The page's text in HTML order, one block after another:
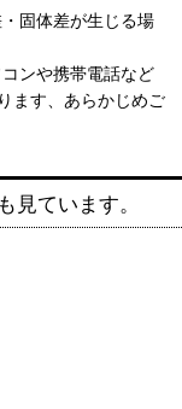
固体差が生じる場
ンや携帯電話など
ます、あらかじめご
見ています。